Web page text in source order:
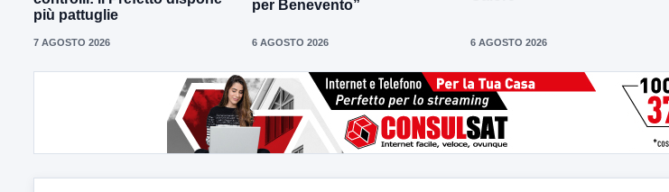
più pattuglie
7 AGOSTO 2026
per Benevento”
6 AGOSTO 2026 6 AGOSTO 2026